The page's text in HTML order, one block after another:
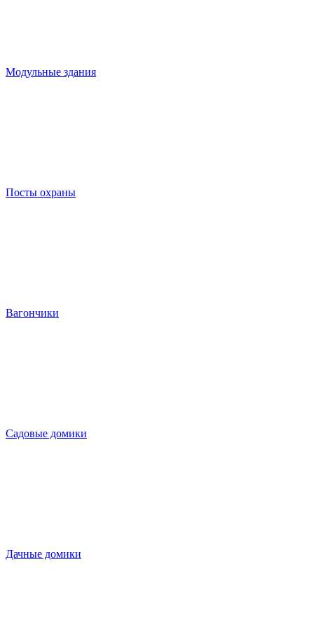
Модульные здания
Посты охраны
Вагончики
Садовые домики
Дачные домики